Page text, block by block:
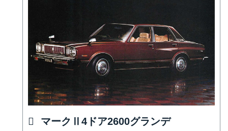
マークⅡ4ドア2600グランデ